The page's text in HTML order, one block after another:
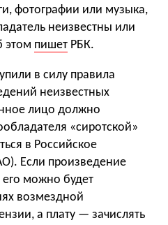
фотографии или музыка,
неизвестны или
этом пишет РБК.
в силу правила
неизвестных
лицо должно
«сиротской»
в Российское
Если произведение
можно будет
возмездной
а плату — зачислять